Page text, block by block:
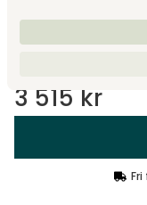
Alice 01 Lys beige
3 515 kr